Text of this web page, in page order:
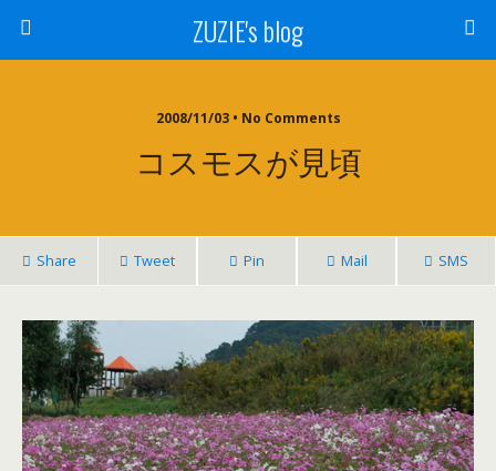
ZUZIE's blog
2008/11/03 • No Comments
コスモスが見頃
Share Tweet Pin Mail SMS